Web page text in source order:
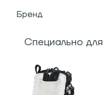
Бренд
Специально